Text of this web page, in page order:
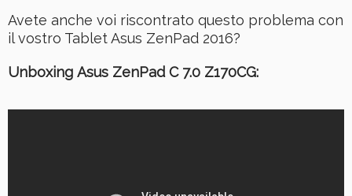
Avete anche voi riscontrato questo problema con
il vostro Tablet Asus ZenPad 2016?
Unboxing Asus ZenPad C 7.0 Z170CG: